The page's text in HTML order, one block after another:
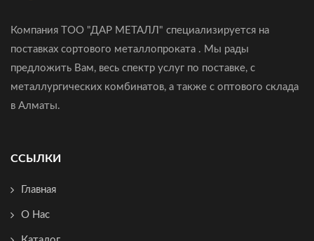
Компания ТОО "ДАР МЕТАЛЛ" специализируется на
поставках сортового металлопроката . Мы рады
предложить Вам, весь спектр услуг по поставке, с
металлургических комбинатов, а также с оптового склада
в Алматы.
ССЫЛКИ
Главная
О Нас